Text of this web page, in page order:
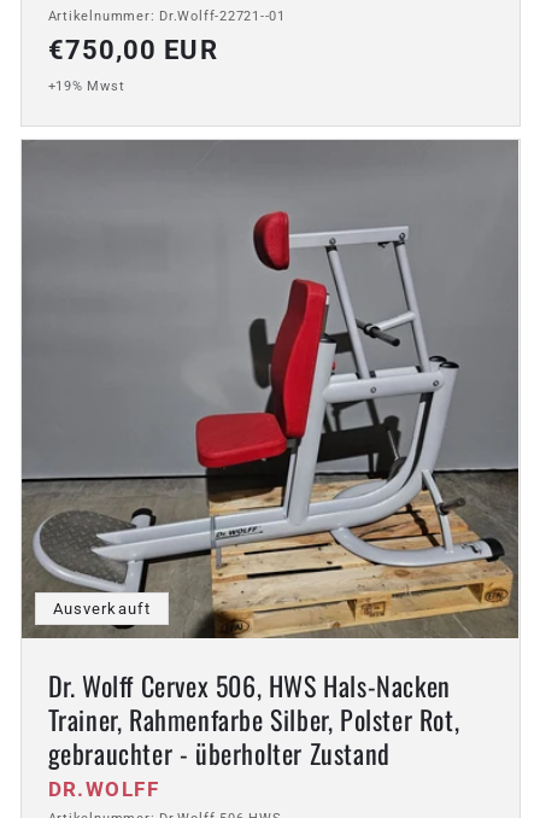
Artikelnummer: Dr.Wolff-22721--01
Normaler
Preis
€750,00 EUR
+19% Mwst
Ausverkauft
Dr. Wolff Cervex 506, HWS Hals-Nacken
Trainer, Rahmenfarbe Silber, Polster Rot,
gebrauchter - überholter Zustand
Anbieter:
DR.WOLFF